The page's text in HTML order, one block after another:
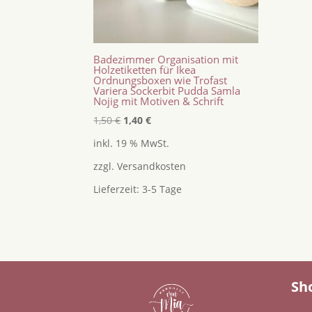
Badezimmer Organisation mit
Holzetiketten für Ikea
Ordnungsboxen wie Trofast
Variera Sockerbit Pudda Samla
Nojig mit Motiven & Schrift
1,50€ Ursprünglicher
war:
1,50 €
1,40€Aktueller
ist:
1,40 €.
inkl. 19 % MwSt.
zzgl.Versandkosten
Lieferzeit:3-5 Tage